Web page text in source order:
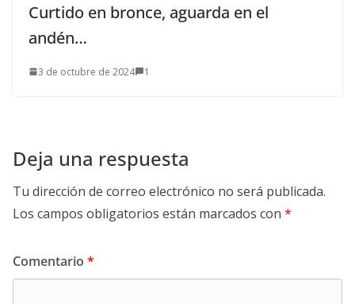
Curtido en bronce, aguarda en el
andén…
3 de octubre de 2024 1
Deja una respuesta
Tu dirección de correo electrónico no será publicada.
Los campos obligatorios están marcados con *
Comentario *